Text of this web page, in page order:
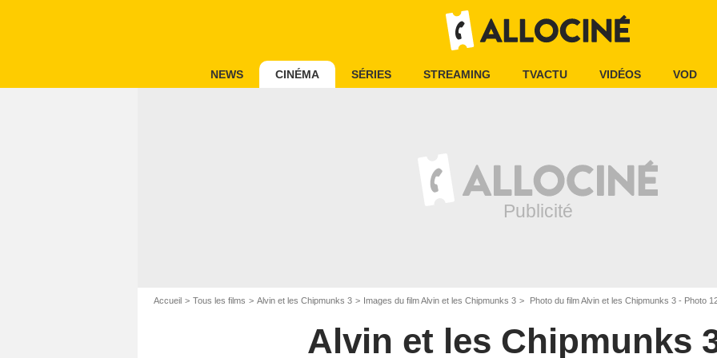
NEWS CINÉMA SÉRIES STREAMING TVACTU VIDÉOS VOD
Accueil Tous les films Alvin et les Chipmunks 3 Images du film Alvin et les Chipmunks 3 Photo du film Alvin et les Chipmunks 3 - Photo
Alvin et les Chipmunks